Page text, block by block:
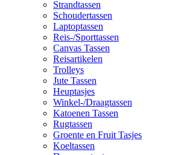
Strandtassen
Schoudertassen
Laptoptassen
Reis-/Sporttassen
Canvas Tassen
Reisartikelen
Trolleys
Jute Tassen
Heuptasjes
Winkel-/Draagtassen
Katoenen Tassen
Rugtassen
Groente en Fruit Tasjes
Koeltassen